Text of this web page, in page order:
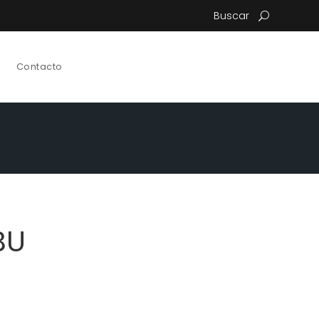
Buscar
Contacto